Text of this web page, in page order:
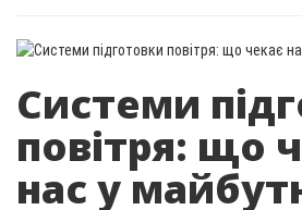
Системи
повітря: що
нас у